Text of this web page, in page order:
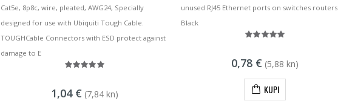
Cat5e, 8p8c, wire, pleated, AWG24, Specially
designed for use with Ubiquiti Tough Cable.
TOUGHCable Connectors with ESD protect against
damage to E
1,04 €(7,84 kn)
unused RJ45 Ethernet ports on switches routers
Black
0,78 € (5,88 kn)
KUPI